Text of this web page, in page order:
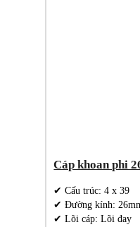
Cáp khoan phi
✔ Cấu trúc: 4 x 39
✔ Đường kính:
✔ Lõi cáp: Lõi đay